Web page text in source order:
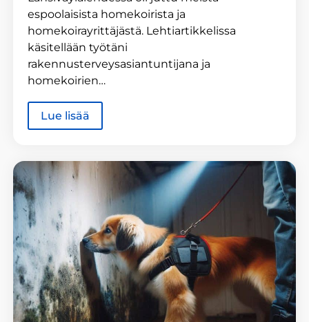
espoolaisista homekoirista ja
homekoirayrittäjästä. Lehtiartikkelissa
käsitellään työtäni
rakennusterveysasiantuntijana ja
homekoirien…
Lue lisää